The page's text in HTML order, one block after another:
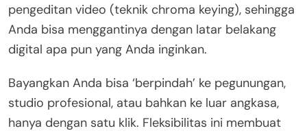
pengeditan video (teknik chroma keying), sehingga
Anda bisa menggantinya dengan latar belakang
digital apa pun yang Anda inginkan.
Bayangkan Anda bisa ‘berpindah’ ke pegunungan,
studio profesional, atau bahkan ke luar angkasa,
hanya dengan satu klik. Fleksibilitas ini membuat